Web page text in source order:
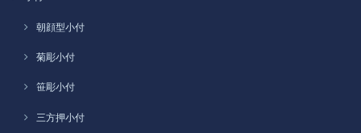
朝顔型小付
菊彫小付
笹彫小付
三方押小付